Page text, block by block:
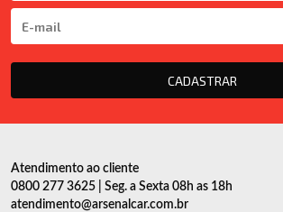
CADASTRAR
Atendimento ao cliente
0800 277 3625 | Seg. a Sexta 08h as 18h
atendimento@arsenalcar.com.br